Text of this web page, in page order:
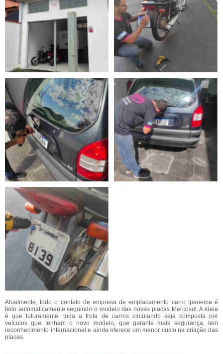
Atualmente, todo o contato de empresa de emplacamento carro Ipanema é
feito automaticamente seguindo o modelo das novas placas Mercosul. A ideia
é que futuramente, toda a frota de carros circulando seja composta por
veículos que tenham o novo modelo, que garante mais segurança, tem
reconhecimento internacional e ainda oferece um menor custo na criação das
placas.